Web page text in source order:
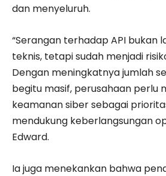
dan menyeluruh.
“Serangan terhadap API bukan
teknis, tetapi sudah menjadi
Dengan meningkatnya jumlah
begitu masif, perusahaan perlu
keamanan siber sebagai
mendukung keberlangsungan
Edward.
Ia juga menekankan bahwa